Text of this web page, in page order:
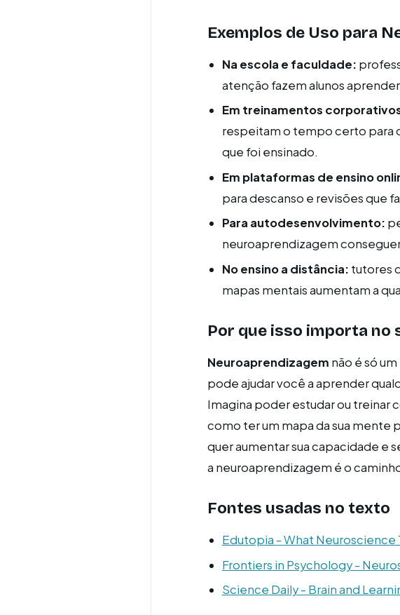
Exemplos de Uso para
Na escola e faculdade:
atenção fazem alunos
Em treinamentos
respeitam o tempo certo para
que foi ensinado.
Em plataformas de ensino
para descanso e revisões que
Para autodesenvolvimento:
neuroaprendizagem
No ensino a distância: tutores
mapas mentais aumentam a
Por que isso importa no
Neuroaprendizagem não é só
pode ajudar você a aprender
Imagina poder estudar ou treinar
como ter um mapa da sua mente
quer aumentar sua capacidade e
a neuroaprendizagem é o
Fontes usadas no texto
Edutopia - What Neuroscience
Frontiers in Psychology -
Science Daily - Brain and